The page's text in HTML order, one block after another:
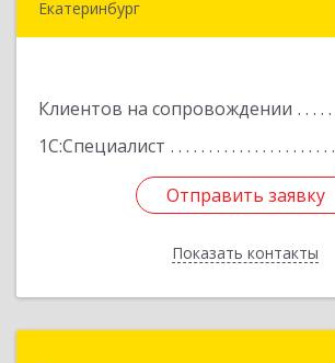
Екатеринбург
Клиентов на сопровождении
1С:Специалист
Отправить заявку
Показать контакты
Отправить заявку
Назад